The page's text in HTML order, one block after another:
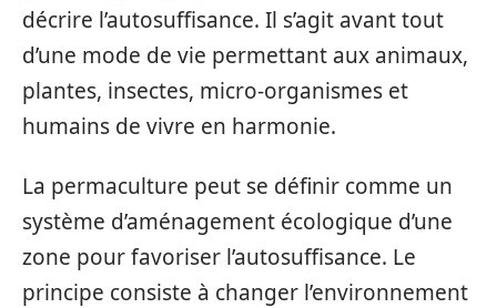
décrire l’autosuffisance. Il s’agit avant tout
d’une mode de vie permettant aux animaux,
plantes, insectes, micro-organismes et
humains de vivre en harmonie.
La permaculture peut se définir comme un
système d’aménagement écologique d’une
zone pour favoriser l’autosuffisance. Le
principe consiste à changer l’environnement